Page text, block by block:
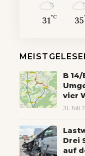
31°C 35
B
vier
31. Juli
Drei
auf